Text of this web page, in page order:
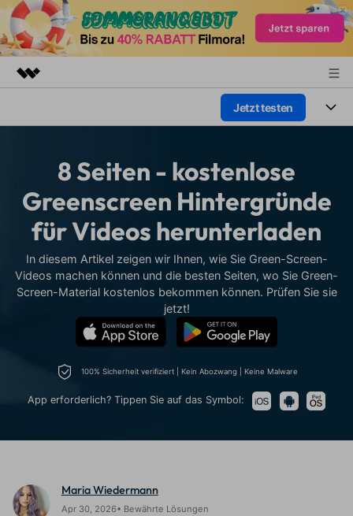
Dienstprogramme
Lösungen
Presseraum
Shop
Jetzt testen
Plattformen
Funktionen
Assets
Video/Foto
Audio
Text
Lösungen
Wer
Video-Lösungen
Ressourcen
Video-Prompts
Über 100 heiße Video-
Prompts – schnell ähnliche
Videos erstellen
Meisterkurs
Beherrschen Sie
fortgeschrittene
Videobearbeitungsfähigkeiten
Kickstart Bootcamp
Videobearbeitungs-
Fähigkeiten mit Filmora
DIY-Spezialeffekte
Erste Schritte
Kunden-Support
Bewertungen
KAUFEN Anmelden
8 Seiten - kostenlose
Greenscreen Hintergründe
für Videos herunterladen
In diesem Artikel zeigen wir Ihnen, wie Sie Green-Screen-
Videos machen können und die besten Seiten, wo Sie Green-
Screen-Material kostenlos bekommen können. Prüfen Sie sie
jetzt!
100% Sicherheit verifiziert | Kein Abozwang | Keine Malware
App erforderlich? Tippen Sie auf das Symbol:
Maria Wiedermann
Apr 30, 2026• Bewährte Lösungen